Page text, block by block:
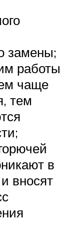
замены;
работы
чаще
тем
в
вносят